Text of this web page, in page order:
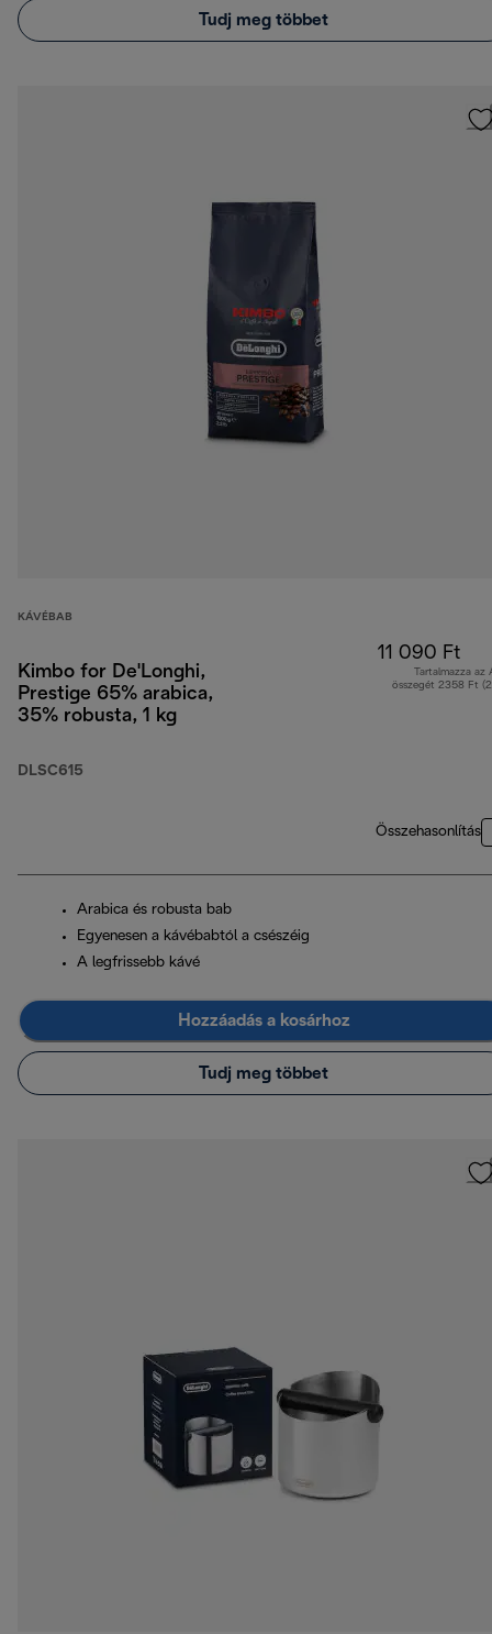
Tudj meg többet
KÁVÉBAB
Kimbo for De'Longhi,
Prestige 65% arabica,
35% robusta, 1 kg
DLSC615
11 090 Ft
Tartalmazza az
összegét 2358 Ft
Összehasonlítás
Arabica és robusta bab
Egyenesen a kávébabtól a csészéig
A legfrissebb kávé
Hozzáadás a kosárhoz
Tudj meg többet